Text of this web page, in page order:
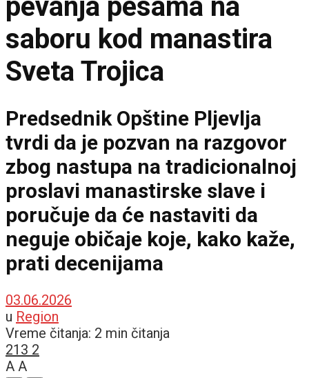
saboru kod manastira
Sveta Trojica
Predsednik Opštine Pljevlja
tvrdi da je pozvan na razgovor
zbog nastupa na tradicionalnoj
proslavi manastirske slave i
poručuje da će nastaviti da
neguje običaje koje, kako kaže,
prati decenijama
03.06.2026
u Region
Vreme čitanja: 2 min čitanja
213 2
A A